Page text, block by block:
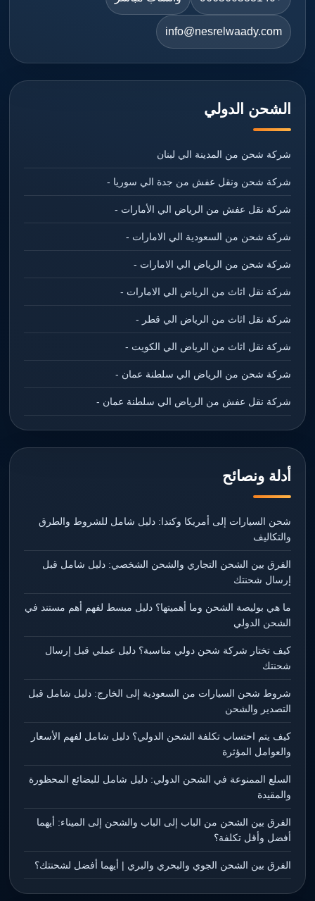
info@nesrelwaady.com
الشحن الدولي
شركة شحن من المدينة الي لبنان
شركة شحن ونقل عفش من جدة الي سوريا -
شركة نقل عفش من الرياض الي الأمارات -
شركة شحن من السعودية الي الامارات -
شركة شحن من الرياض الي الامارات -
شركة نقل اثاث من الرياض الي الامارات -
شركة نقل اثاث من الرياض الي قطر -
شركة نقل اثاث من الرياض الي الكويت -
شركة شحن من الرياض الي سلطنة عمان -
شركة نقل عفش من الرياض الي سلطنة عمان -
أدلة ونصائح
شحن السيارات إلى أمريكا وكندا: دليل شامل للشروط والطرق
والتكاليف
الفرق بين الشحن التجاري والشحن الشخصي: دليل شامل قبل
إرسال شحنتك
ما هي بوليصة الشحن وما أهميتها؟ دليل مبسط لفهم أهم مستند في
الشحن الدولي
كيف تختار شركة شحن دولي مناسبة؟ دليل عملي قبل إرسال
شحنتك
شروط شحن السيارات من السعودية إلى الخارج: دليل شامل قبل
التصدير والشحن
كيف يتم احتساب تكلفة الشحن الدولي؟ دليل شامل لفهم الأسعار
والعوامل المؤثرة
السلع الممنوعة في الشحن الدولي: دليل شامل للبضائع المحظورة
والمقيدة
الفرق بين الشحن من الباب إلى الباب والشحن إلى الميناء: أيهما
أفضل وأقل تكلفة؟
الفرق بين الشحن الجوي والبحري والبري | أيهما أفضل لشحنتك؟